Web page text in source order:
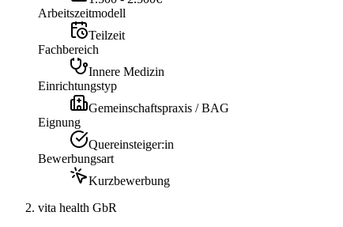
Arbeitszeitmodell
Teilzeit
Fachbereich
Innere Medizin
Einrichtungstyp
Gemeinschaftspraxis / BAG
Eignung
Quereinsteiger:in
Bewerbungsart
Kurzbewerbung
vita health GbR